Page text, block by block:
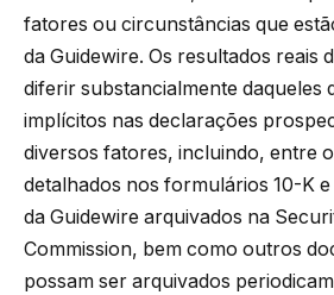
fatores ou circunstâncias que
da Guidewire. Os resultados reais
diferir substancialmente daqueles
implícitos nas declarações
diversos fatores, incluindo, entre
detalhados nos formulários 10-K
da Guidewire arquivados na
Commission, bem como outros
possam ser arquivados